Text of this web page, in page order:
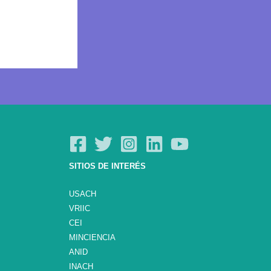
SITIOS DE INTERÉS
USACH
VRIIC
CEI
MINCIENCIA
ANID
INACH